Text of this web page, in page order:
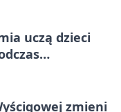
uczą dzieci
zmieni